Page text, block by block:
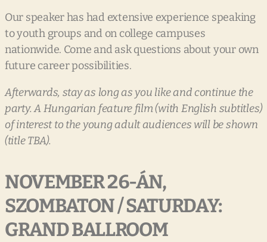
Our speaker has had extensive experience speaking
to youth groups and on college campuses
nationwide. Come and ask questions about your own
future career possibilities.
Afterwards, stayas longas you likeandcontinue the
party. AHungarian feature film(with English subtitles)
of interest to the youngadultaudiences will beshown
(title TBA).
NOVEMBER26-ÁN,
SZOMBATON/SATURDAY:
GRANDBALLROOM